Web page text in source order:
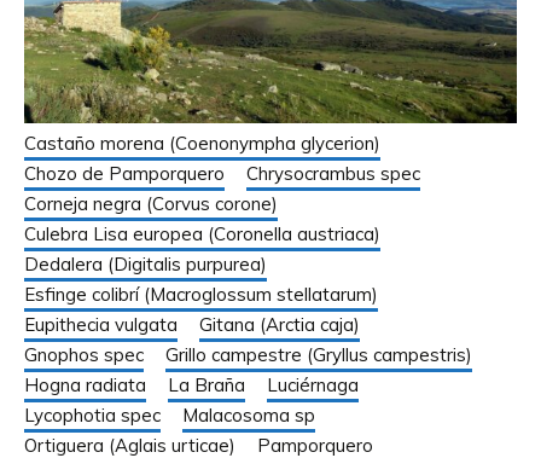
Castaño morena (Coenonympha glycerion)
Chozo de Pamporquero
Chrysocrambus spec
Corneja negra (Corvus corone)
Culebra Lisa europea (Coronella austriaca)
Dedalera (Digitalis purpurea)
Esfinge colibrí (Macroglossum stellatarum)
Eupithecia vulgata
Gitana (Arctia caja)
Gnophos spec
Grillo campestre (Gryllus campestris)
Hogna radiata
La Braña
Luciérnaga
Lycophotia spec
Malacosoma sp
Ortiguera (Aglais urticae)
Pamporquero